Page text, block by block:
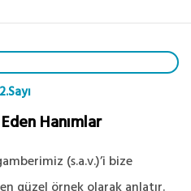
Hanımlar
(s.a.v.)’i bize
güzel örnek olarak anlatır.